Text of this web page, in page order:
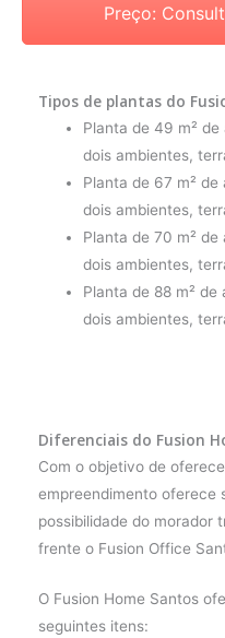
Preço:
Tipos de plantas do
Planta de 49 m² de
dois ambientes,
Planta de 67 m² de
dois ambientes,
Planta de 70 m² de
dois ambientes,
Planta de 88 m² de
dois ambientes,
Diferenciais do Fusion
Com o objetivo de
empreendimento oferece
possibilidade do morador
frente o Fusion Office
O Fusion Home Santos
seguintes itens: